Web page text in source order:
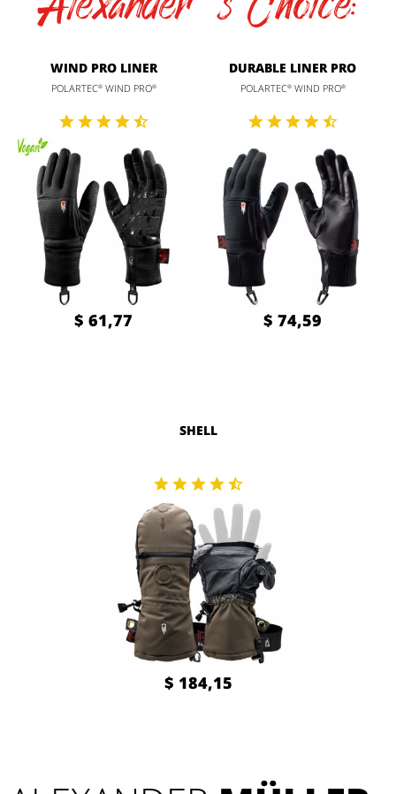
WIND PRO LINER
POLARTEC®WIND PRO®
$ 61,77
DURABLE LINER PRO
POLARTEC®WIND PRO®
$ 74,59
SHELL
$ 184,15